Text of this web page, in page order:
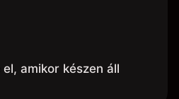
el, amikor készen áll